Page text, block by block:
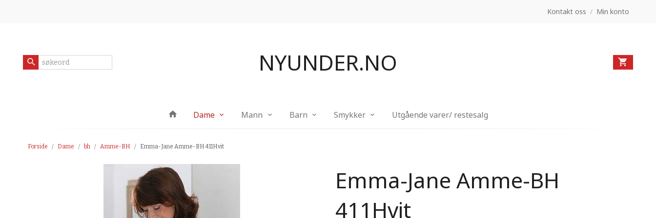
Kontakt oss / Min konto
NYUNDER.NO
Dame Mann Barn Smykker Utgående varer/ restesalg
Forside Dame bh Amme-BH Emma-Jane Amme-BH 411Hvit
Emma-Jane Amme-BH
411Hvit